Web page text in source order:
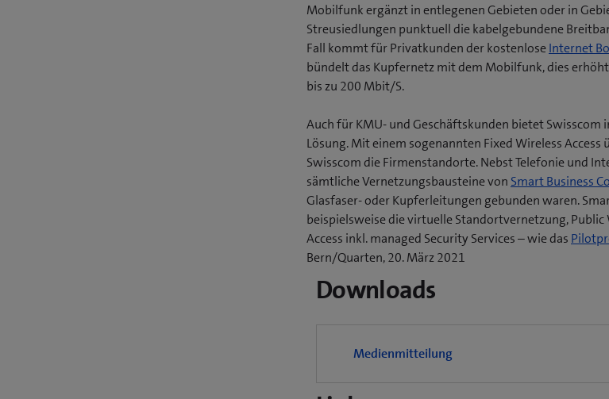
Mobilfunk ergänzt in entlegenen Gebieten oder in
Streusiedlungen punktuell die kabelgebundene
Fall kommt für Privatkunden der kostenloseInternet
bündelt das Kupfernetz mit dem Mobilfunk, dies
bis zu 200 Mbit/S.
Auch für KMU- und Geschäftskunden bietet Swisscom
Lösung. Mit einem sogenannten Fixed Wireless Access
Swisscom die Firmenstandorte. Nebst Telefonie und
sämtliche Vernetzungsbausteine von Smart Business
Glasfaser- oder Kupferleitungen gebunden waren.
beispielsweise die virtuelle Standortvernetzung, Public
Access inkl. managed Security Services – wie das
Bern/Quarten, 20. März 2021
Downloads
Medienmitteilung